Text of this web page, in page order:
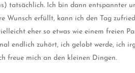
tatsächlich. Ich bin dann entspannter
Wunsch erfüllt, kann ich den Tag
eher so etwas wie einem freien
endlich zuhört, ich gelobt werde, ich
freue mich an den kleinen Dingen.